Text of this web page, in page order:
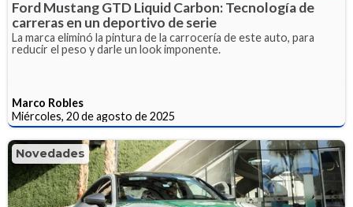
Ford Mustang GTD Liquid Carbon: Tecnología de
carreras en un deportivo de serie
La marca eliminó la pintura de la carrocería de este auto, para
reducir el peso y darle un look imponente.
Marco Robles
Miércoles, 20 de agosto de 2025
Novedades